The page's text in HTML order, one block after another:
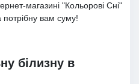
магазині "Кольоровi Сні"
вам суму!
білизну в